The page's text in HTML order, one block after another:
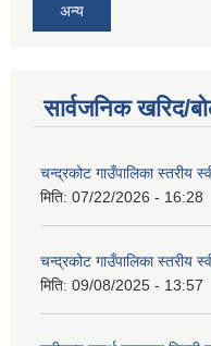
अन्य
सार्वजनिक खरिद/
चन्द्रकोट गाउँपालिका स्तरीय
मिति: 07/22/2026 - 16:28
चन्द्रकोट गाउँपालिका स्तरीय
मिति: 09/08/2025 - 13:57